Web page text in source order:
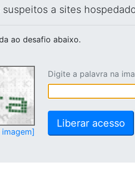
a sites
ao desafio abaixo.
Digite a palavra na